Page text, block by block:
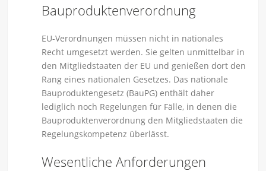
Bauproduktenverordnung
EU-Verordnungen müssen nicht in nationales
Recht umgesetzt werden. Sie gelten unmittelbar in
den Mitgliedstaaten der EU und genießen dort den
Rang eines nationalen Gesetzes. Das nationale
Bauproduktengesetz (BauPG) enthält daher
lediglich noch Regelungen für Fälle, in denen die
Bauproduktenverordnung den Mitgliedstaaten die
Regelungskompetenz überlässt.
Wesentliche Anforderungen